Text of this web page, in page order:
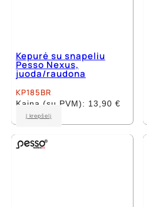
Kepurė su snapeliu
Pesso Nexus,
juoda/raudona
KP185BR
Kaina (su PVM): 13,90 €
Į krepšelį